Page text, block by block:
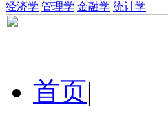
经济学 管理学 金融学 统计学
首页|